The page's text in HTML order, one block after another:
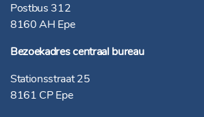
Postbus 312
8160 AH Epe
Bezoekadres centraal bureau
Stationsstraat 25
8161 CP Epe